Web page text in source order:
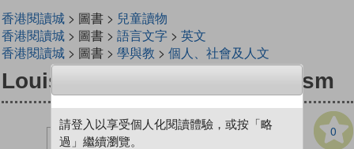
香港閱讀城> 圖書 > 兒童讀物
香港閱讀城> 圖書 > 語言文字> 英文
香港閱讀城> 圖書 > 學與教 > 個人、社會及人文
Louis Helps Ajani Fight Racism
0
請登入以享受個人化閱讀體驗，或按「略
過」繼續瀏覽。